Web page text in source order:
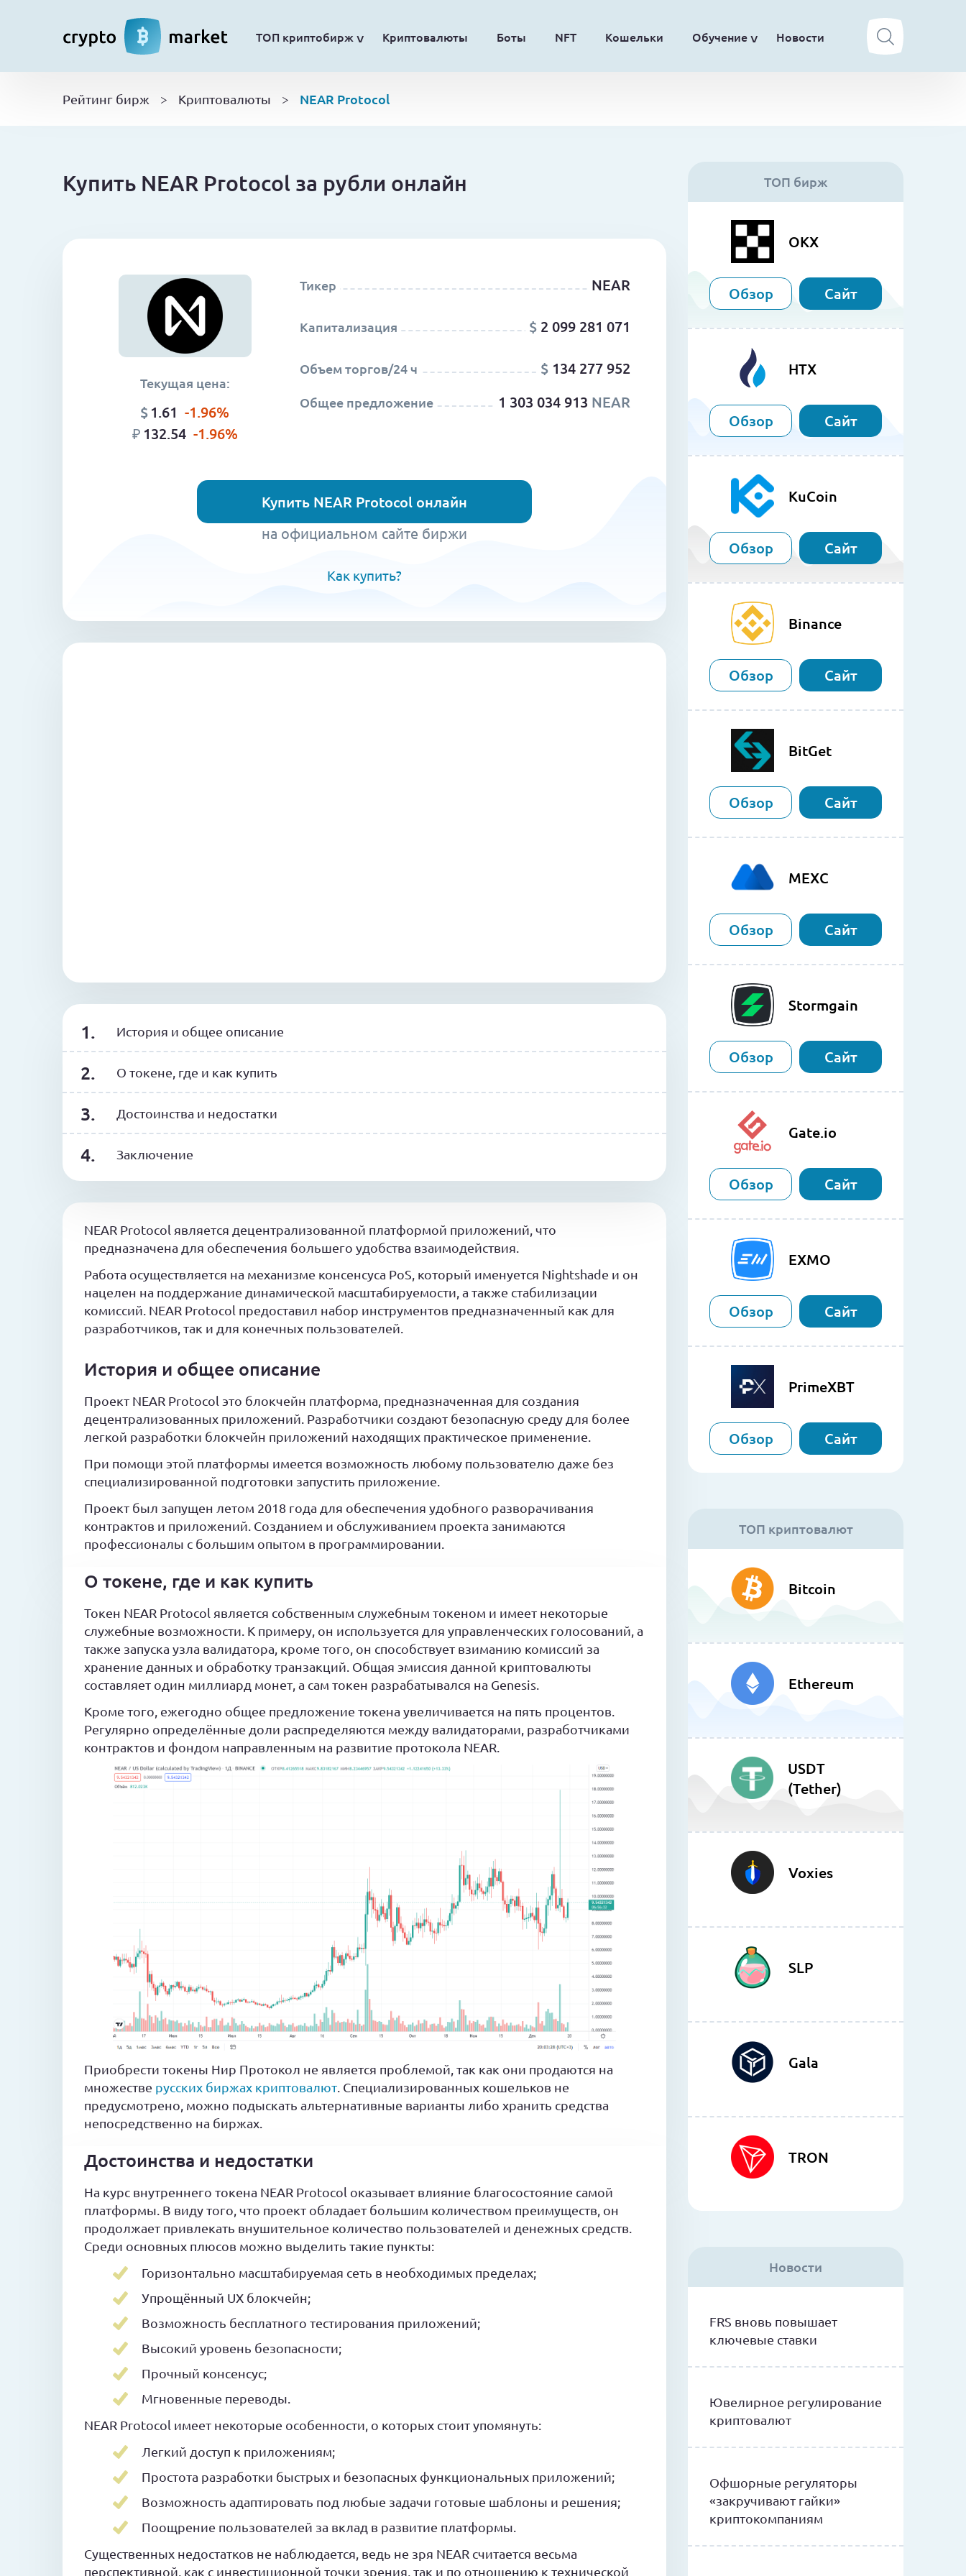
ТОП криптобирж Криптовалюты Боты NFT Кошельки Обучение Новости
Рейтинг бирж > Криптовалюты > NEAR Protocol
Купить NEAR Protocol за рубли онлайн
Текущая цена:
$1.61 -1.96%
₽ 132.54 -1.96%
Тикер NEAR
Капитализация $ 2 099 281 071
Объем торгов/24 ч $ 134 277 952
Общее предложение 1 303 034 913 NEAR
Купить NEAR Protocol онлайн
на официальном сайте биржи
Как купить?
История и общее описание
О токене, где и как купить
Достоинства и недостатки
Заключение
NEAR Protocol является децентрализованной платформой приложений, что
предназначена для обеспечения большего удобства взаимодействия.
Работа осуществляется на механизме консенсуса PoS, который именуется Nightshade и он
нацелен на поддержание динамической масштабируемости, а также стабилизации
комиссий. NEAR Protocol предоставил набор инструментов предназначенный как для
разработчиков, так и для конечных пользователей.
История и общее описание
Проект NEAR Protocol это блокчейн платформа, предназначенная для создания
децентрализованных приложений. Разработчики создают безопасную среду для более
легкой разработки блокчейн приложений находящих практическое применение.
При помощи этой платформы имеется возможность любому пользователю даже без
специализированной подготовки запустить приложение.
Проект был запущен летом 2018 года для обеспечения удобного разворачивания
контрактов и приложений. Созданием и обслуживанием проекта занимаются
профессионалы с большим опытом в программировании.
О токене, где и как купить
Токен NEAR Protocol является собственным служебным токеном и имеет некоторые
служебные возможности. К примеру, он используется для управленческих голосований, а
также запуска узла валидатора, кроме того, он способствует взиманию комиссий за
хранение данных и обработку транзакций. Общая эмиссия данной криптовалюты
составляет один миллиард монет, а сам токен разрабатывался на Genesis.
Кроме того, ежегодно общее предложение токена увеличивается на пять процентов.
Регулярно определённые доли распределяются между валидаторами, разработчиками
контрактов и фондом направленным на развитие протокола NEAR.
Приобрести токены Нир Протокол не является проблемой, так как они продаются на
множестве русских биржах криптовалют . Специализированных кошельков не
предусмотрено, можно подыскать альтернативные варианты либо хранить средства
непосредственно на биржах.
Достоинства и недостатки
На курс внутреннего токена NEAR Protocol оказывает влияние благосостояние самой
платформы. В виду того, что проект обладает большим количеством преимуществ, он
продолжает привлекать внушительное количество пользователей и денежных средств.
Среди основных плюсов можно выделить такие пункты:
Горизонтально масштабируемая сеть в необходимых пределах;
Упрощённый UX блокчейн;
Возможность бесплатного тестирования приложений;
Высокий уровень безопасности;
Прочный консенсус;
Мгновенные переводы.
NEAR Protocol имеет некоторые особенности, о которых стоит упомянуть:
Легкий доступ к приложениям;
Простота разработки быстрых и безопасных функциональных приложений;
Возможность адаптировать под любые задачи готовые шаблоны и решения;
Поощрение пользователей за вклад в развитие платформы.
Существенных недостатков не наблюдается, ведь не зря NEAR считается весьма
перспективной, как с инвестиционной точки зрения, так и по отношению к технической
ТОП бирж
OKX
Обзор Сайт
HTX
Обзор Сайт
KuCoin
Обзор Сайт
Binance
Обзор Сайт
BitGet
Обзор Сайт
MEXC
Обзор Сайт
Stormgain
Обзор Сайт
Gate.io
Обзор Сайт
EXMO
Обзор Сайт
PrimeXBT
Обзор Сайт
ТОП криптовалют
Bitcoin
Ethereum
USDT
(Tether)
Voxies
SLP
Gala
TRON
Новости
FRS вновь повышает
ключевые ставки
Ювелирное регулирование
криптовалют
Офшорные регуляторы
«закручивают гайки»
криптокомпаниям